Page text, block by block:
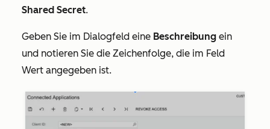
Shared Secret.
Geben Sie im Dialogfeld eine Beschreibung ein
und notieren Sie die Zeichenfolge, die im Feld
Wert angegeben ist.